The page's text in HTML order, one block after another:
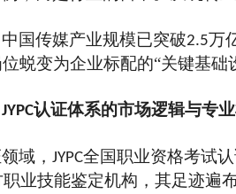
国传媒产业规模已突破2.5万
蜕变为企业标配的“关键基础
JYPC认证体系的市场逻辑与专
域，JYPC全国职业资格考试
职业技能鉴定机构，其足迹遍